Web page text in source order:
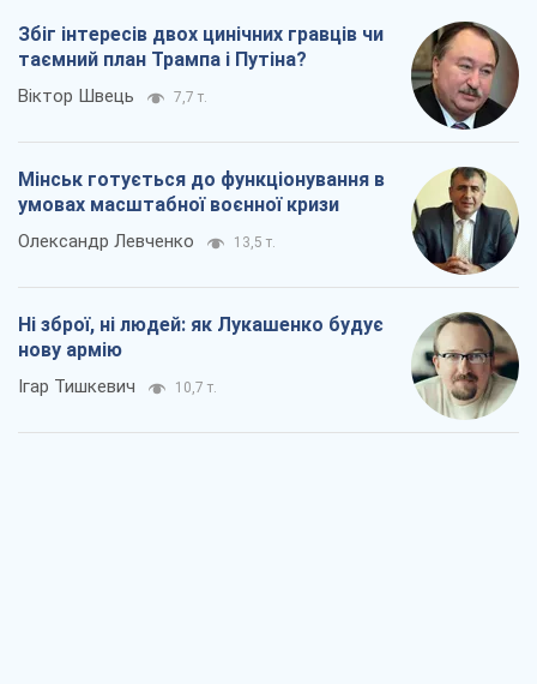
Збіг інтересів двох цинічних гравців чи
таємний план Трампа і Путіна?
Віктор Швець 7,7 т.
Мінськ готується до функціонування в
умовах масштабної воєнної кризи
Олександр Левченко 13,5 т.
Ні зброї, ні людей: як Лукашенко будує
нову армію
Ігар Тишкевич 10,7 т.